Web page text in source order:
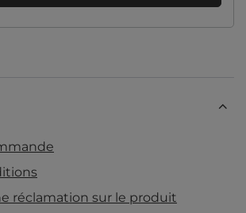
réclamation sur le produit